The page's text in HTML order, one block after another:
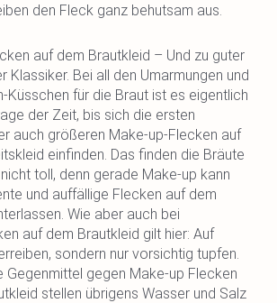
den Fleck ganz behutsam aus.
auf dem Brautkleid – Und zu guter
Klassiker. Bei all den Umarmungen und
Küsschen für die Braut ist es eigentlich
der Zeit, bis sich die ersten
auch größeren Make-up-Flecken auf
einfinden. Das finden die Bräute
toll, denn gerade Make-up kann
und auffällige Flecken auf dem
Wie aber auch bei
auf dem Brautkleid gilt hier: Auf
sondern nur vorsichtig tupfen.
Gegenmittel gegen Make-up Flecken
stellen übrigens Wasser und Salz